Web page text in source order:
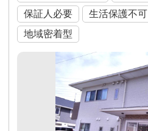
保証人必要
生活保護不可
地域密着型